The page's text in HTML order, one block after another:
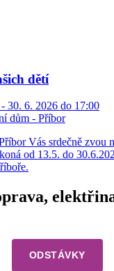
dětí
30. 6. 2026 do 17:00
dům - Příbor
Vás srdečně zvou
od 13.5. do
ODSTÁVKY